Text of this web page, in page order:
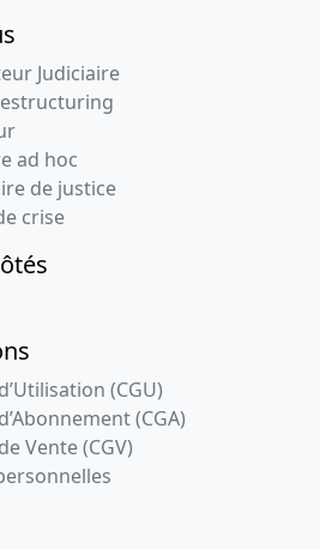
Judiciaire
ad hoc
de justice
crise
(CGU)
(CGA)
Vente (CGV)